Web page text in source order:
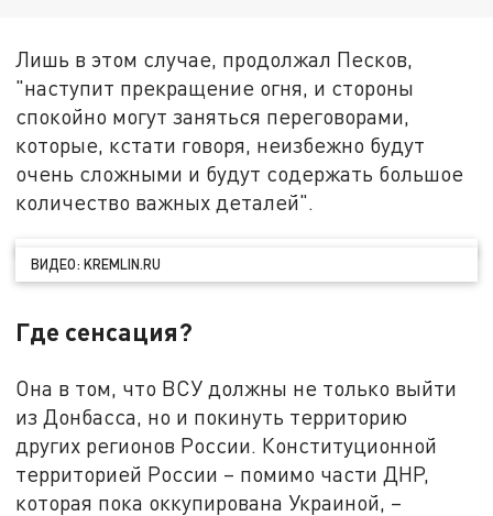
Лишь в этом случае, продолжал Песков,
"наступит прекращение огня, и стороны
спокойно могут заняться переговорами,
которые, кстати говоря, неизбежно будут
очень сложными и будут содержать большое
количество важных деталей".
ВИДЕО: KREMLIN.RU
Где сенсация?
Она в том, что ВСУ должны не только выйти
из Донбасса, но и покинуть территорию
других регионов России. Конституционной
территорией России – помимо части ДНР,
которая пока оккупирована Украиной, –